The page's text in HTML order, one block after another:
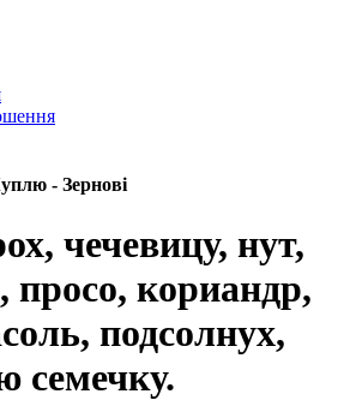
- Зернові
чечевицу, нут,
просо, кориандр,
подсолнух,
семечку.